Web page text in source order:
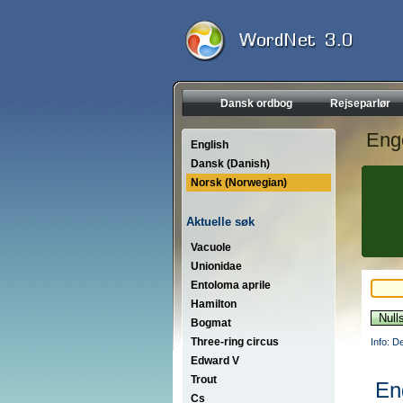
Dansk ordbog Rejseparlør
English
Dansk (Danish)
Norsk (Norwegian)
Aktuelle søk
Vacuole
Unionidae
Entoloma aprile
Hamilton
Bogmat
Three-ring circus
Edward V
Trout
Cs
Info: